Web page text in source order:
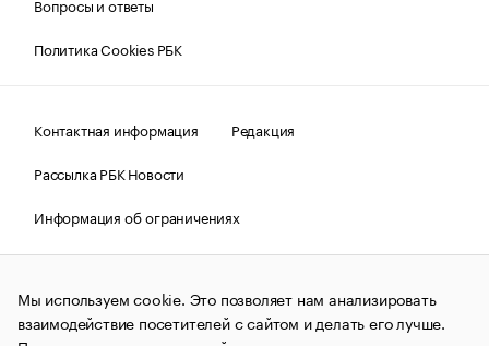
Политика Cookies РБК
Контактная информация
Редакция
Рассылка РБК Новости
Информация об ограничениях
Правовая информация
О соблюдении авторских прав
© АО «РОСБИЗНЕСКОНСАЛТИНГ»,1995–2026.Сообщения
и материалы информационного агентства «РБК»
(зарегистрировано Федеральной службой по надзору в сфере
Мы используем cookie. Это позволяет нам анализировать
взаимодействие посетителей с сайтом и делать его лучше.